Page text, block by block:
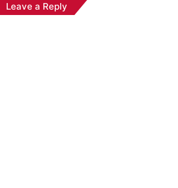
Leave a Reply